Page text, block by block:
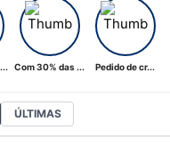
Com 30% das ... Pedido de cr...
ÚLTIMAS